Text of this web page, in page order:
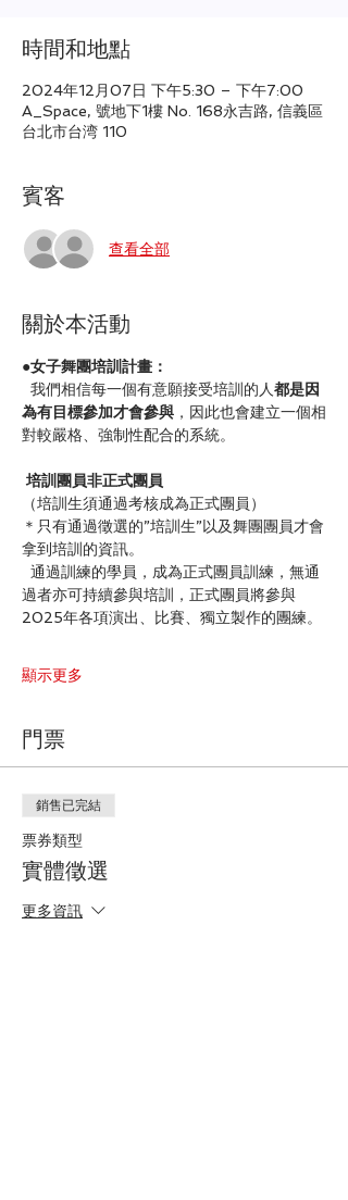
時間和地點
2024年12月07日 下午5:30 – 下午7:00
A_Space, 號地下1樓 No. 168永吉路, 信義區
台北市台湾 110
賓客
查看全部
關於本活動
●女子舞團培訓計畫：
我們相信每一個有意願接受培訓的人都是因
為有目標參加才會參與 ，因此也會建立一個相
對較嚴格、強制性配合的系統。
培訓團員非正式團員
（培訓生須通過考核成為正式團員）
＊只有通過徵選的”培訓生”以及舞團團員才會
拿到培訓的資訊。
通過訓練的學員，成為正式團員訓練，無通
過者亦可持續參與培訓，正式團員將參與
2025年各項演出、比賽、獨立製作的團練。
顯示更多
門票
銷售已完結
票券類型
實體徵選
更多資訊